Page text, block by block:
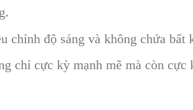
chỉnh độ sáng và không chứa bất
chỉ cực kỳ mạnh mẽ mà còn